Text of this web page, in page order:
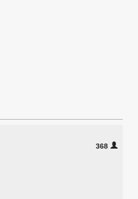
368